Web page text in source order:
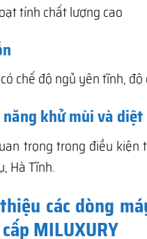
tính chất lượng cao
chế độ ngủ yên tĩnh,
khử mùi và
trọng trong điều kiện
Hà Tĩnh.
các dòng
MILUXURY